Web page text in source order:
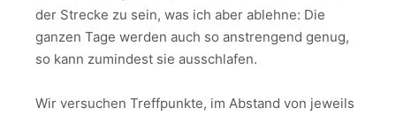
der Strecke zu sein, was ich aber ablehne: Die
ganzen Tage werden auch so anstrengend genug,
so kann zumindest sie ausschlafen.
Wir versuchen Treffpunkte, im Abstand von jeweils